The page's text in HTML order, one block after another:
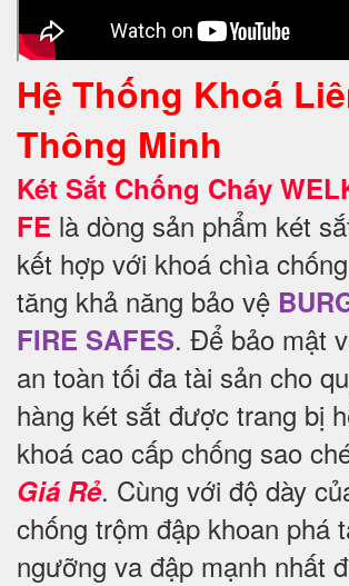
Hệ Thống Khoá
Thông Minh
Két Sắt Chống Cháy
FE là dòng sản phẩm két
kết hợp với khoá chìa
tăng khả năng bảo vệ
FIRE SAFES. Để bảo mật
an toàn tối đa tài sản cho
hàng két sắt được trang bị
khoá cao cấp chống sao
Giá Rẻ. Cùng với độ dày
chống trộm đập khoan phá
ngưỡng va đập mạnh nhất